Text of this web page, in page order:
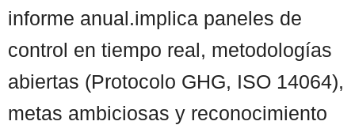
informe anual.implica paneles de
control en tiempo real, metodologías
abiertas (Protocolo GHG, ISO 14064),
metas ambiciosas y reconocimiento